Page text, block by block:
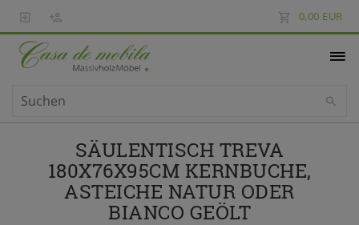
0,00 EUR
SÄULENTISCH TREVA
180X76X95CM KERNBUCHE,
ASTEICHE NATUR ODER
BIANCO GEÖLT